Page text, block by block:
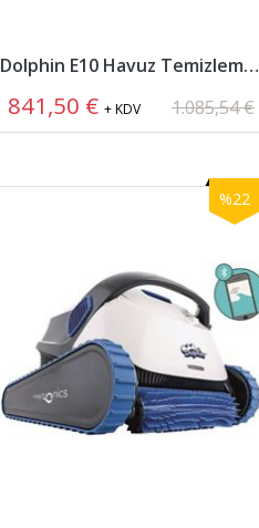
Dolphin E10 Havuz Temizleme Robotu
841,50 € + KDV 1.085,54 €
%22